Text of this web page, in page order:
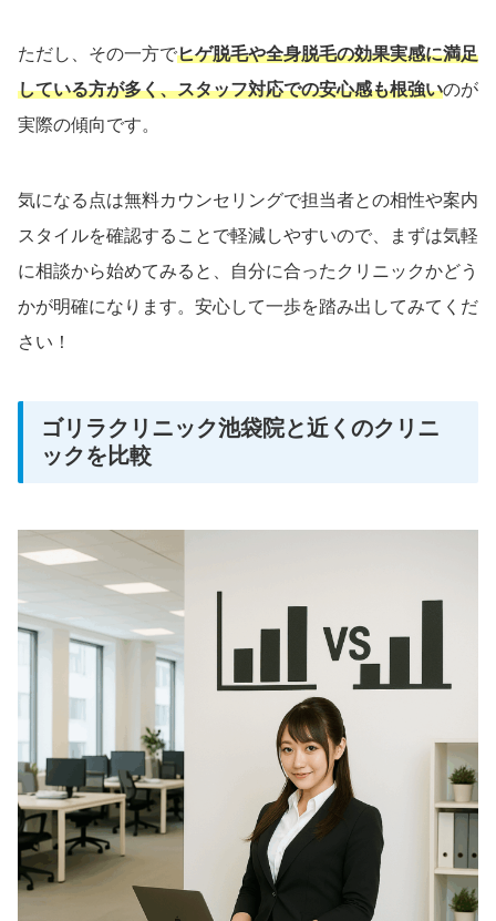
ただし、その一方でヒゲ脱毛や全身脱毛の効果実感に満足
している方が多く、スタッフ対応での安心感も根強いのが
実際の傾向です。
気になる点は無料カウンセリングで担当者との相性や案内
スタイルを確認することで軽減しやすいので、まずは気軽
に相談から始めてみると、自分に合ったクリニックかどう
かが明確になります。安心して一歩を踏み出してみてくだ
さい！
ゴリラクリニック池袋院と近くのクリニ
ックを比較